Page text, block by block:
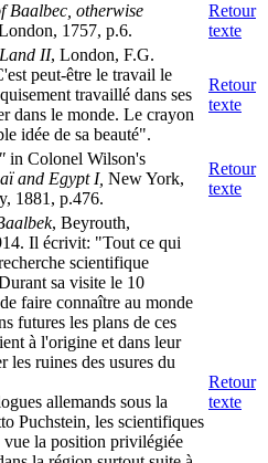
Baalbec, otherwise
1757, p.6.
Retour
texte
II, London, F.G.
peut-être le travail le
travaillé dans ses
dans le monde. Le crayon
idée de sa beauté".
Retour
texte
in Colonel Wilson's
and Egypt I, New York,
1881, p.476.
Retour
texte
, Beyrouth,
Il écrivit: "Tout ce qui
scientifique
sa visite le 10
faire connaître au monde
futures les plans de ces
à l'origine et dans leur
les ruines des usures du
allemands sous la
Puchstein, les scientifiques
vue la position privilégiée
Retour
texte